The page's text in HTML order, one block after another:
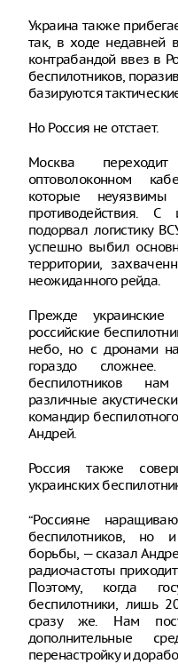
Украина также
так, в ходе недавней
контрабандой ввез в
беспилотников,
базируются
Но Россия не отстает.
Москва
оптоволоконном
которые
противодействия.
подорвал логистику
успешно выбил
территории,
неожиданного рейда.
Прежде
российские
небо, но с дронами
гораздо сложнее.
беспилотников нам
различные
командир
Андрей.
Россия также
украинских
“Россияне
беспилотников, но
борьбы, — сказал
радиочастоты
Поэтому, когда
беспилотники, лишь
сразу же. Нам
дополнительные
перенастройку и